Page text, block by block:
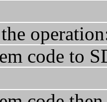
code to